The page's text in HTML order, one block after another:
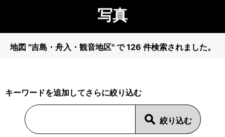
写真
地図 "吉島・舟入・観音地区" で 126 件検索されました。
キーワードを追加してさらに絞り込む